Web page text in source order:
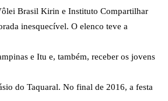
Brasil Kirin e Instituto Compartilhar
inesquecível. O elenco teve a
e Itu e, também, receber os jovens
do Taquaral. No final de 2016, a festa